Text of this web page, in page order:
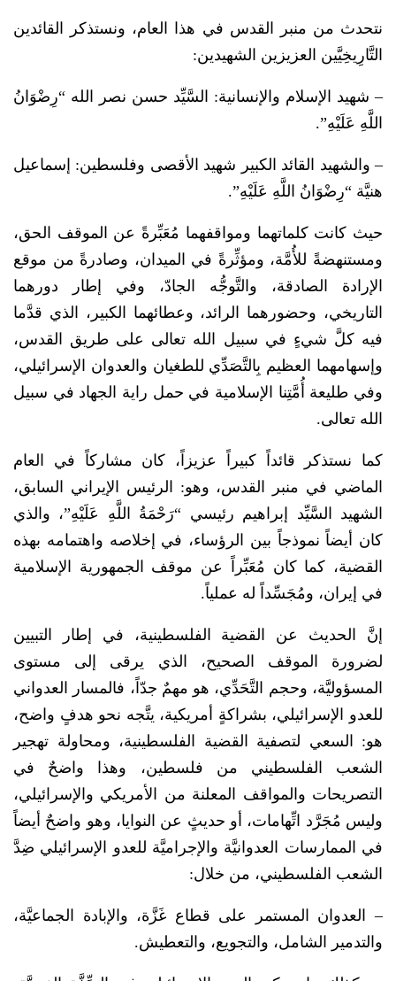
نتحدث من منبر القدس في هذا العام، ونستذكر القائدين
التَّارِيخِيَّين العزيزين الشهيدين:
– شهيد الإسلام والإنسانية: السَّيِّد حسن نصر الله “رِضْوَانُ
اللَّهِ عَلَيْهِ”.
– والشهيد القائد الكبير شهيد الأقصى وفلسطين: إسماعيل
هنيَّة “رِضْوَانُ اللَّهِ عَلَيْهِ”.
حيث كانت كلماتهما ومواقفهما مُعَبِّرةً عن الموقف الحق،
ومستنهضةً للأُمَّة، ومؤثِّرةً في الميدان، وصادرةً من موقع
الإرادة الصادقة، والتَّوجُّه الجادّ، وفي إطار دورهما
التاريخي، وحضورهما الرائد، وعطائهما الكبير، الذي قدَّما
فيه كلَّ شيءٍ في سبيل الله تعالى على طريق القدس،
وإسهامهما العظيم بِالتَّصَدِّي للطغيان والعدوان الإسرائيلي،
وفي طليعة أُمَّتِنا الإسلامية في حمل راية الجهاد في سبيل
الله تعالى.
كما نستذكر قائداً كبيراً عزيزاً، كان مشاركاً في العام
الماضي في منبر القدس، وهو: الرئيس الإيراني السابق،
الشهيد السَّيِّد إبراهيم رئيسي “رَحْمَةُ اللَّهِ عَلَيْهِ”، والذي
كان أيضاً نموذجاً بين الرؤساء، في إخلاصه واهتمامه بهذه
القضية، كما كان مُعَبِّراً عن موقف الجمهورية الإسلامية
في إيران، ومُجَسِّداً له عملياً.
إنَّ الحديث عن القضية الفلسطينية، في إطار التبيين
لضرورة الموقف الصحيح، الذي يرقى إلى مستوى
المسؤوليَّة، وحجم التَّحَدِّي، هو مهمٌ جدّاً، فالمسار العدواني
للعدو الإسرائيلي، بشراكةٍ أمريكية، يتَّجه نحو هدفٍ واضح،
هو: السعي لتصفية القضية الفلسطينية، ومحاولة تهجير
الشعب الفلسطيني من فلسطين، وهذا واضحٌ في
التصريحات والمواقف المعلنة من الأمريكي والإسرائيلي،
وليس مُجَرَّد اتِّهامات، أو حديثٍ عن النوايا، وهو واضحٌ أيضاً
في الممارسات العدوانيَّة والإجراميَّة للعدو الإسرائيلي ضِدَّ
الشعب الفلسطيني، من خلال:
– العدوان المستمر على قطاع غَزَّة، والإبادة الجماعيَّة،
والتدمير الشامل، والتجويع، والتعطيش.